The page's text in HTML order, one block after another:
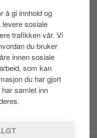
å gi innhold og
levere sosiale
trafikken vår. Vi
du bruker
innen sosiale
som kan
du har gjort
samlet inn
,Alvdal,2560